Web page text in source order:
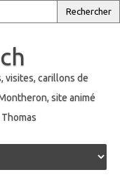
visites, carillons de
site animé